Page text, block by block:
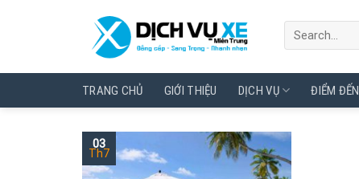
TRANG CHỦ GIỚI THIỆU DỊCH VỤ ĐIỂM ĐẾN
03
Th7